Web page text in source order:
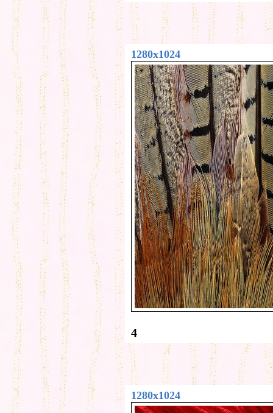
1280x1024
4
1280x1024